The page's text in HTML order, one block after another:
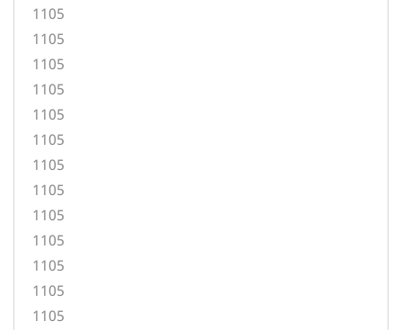
1105
1105
1105
1105
1105
1105
1105
1105
1105
1105
1105
1105
1105